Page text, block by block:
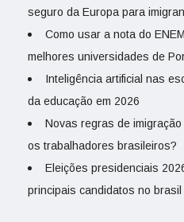
seguro da Europa para
Como usar a nota do
melhores universidades de
Inteligência artificial nas
da educação em 2026
Novas regras de
os trabalhadores brasileiros?
Eleições presidenciais
principais candidatos no brasil